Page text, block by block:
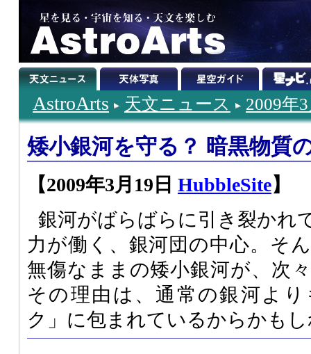
AstroArts 天文ニュース 2009年
矮小銀河を守る？ 暗黒物質
【2009年3月19日 HubbleSite】
銀河がばらばらに引き裂かれ
力が働く、銀河団の中心。そ
無傷なままの矮小銀河が、次
その理由は、通常の銀河よ
ク」に包まれているからかも